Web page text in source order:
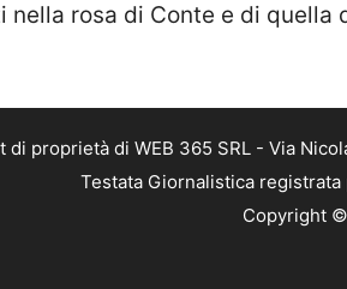
nella rosa di Conte e di quella
di proprietà di WEB 365 SRL - Via
Testata Giornalistica
Copyright